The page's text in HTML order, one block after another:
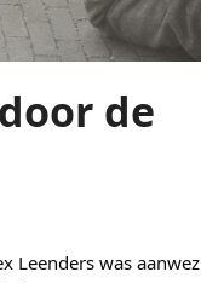
de
Leenders was